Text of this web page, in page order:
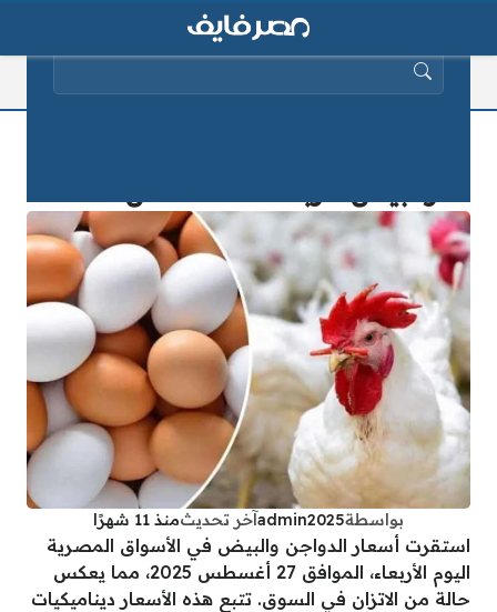
بواسطةadmin2025آخر تحديثمنذ 11 شهرًا
استقرت أسعار الدواجن والبيض في الأسواق المصرية
اليوم الأربعاء، الموافق 27 أغسطس 2025، مما يعكس
حالة من الاتزان في السوق. تتبع هذه الأسعار ديناميكيات
البحث عن: